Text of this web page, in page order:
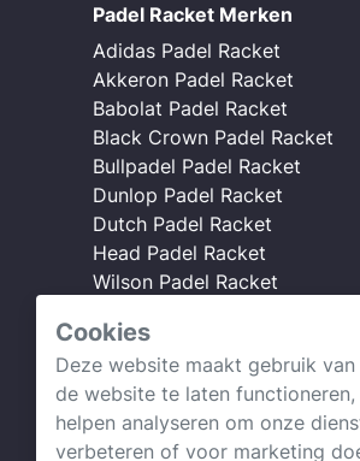
Cookies
Deze website maakt gebruik
de website te laten
helpen analyseren om onze
verbeteren of voor marketing
Padel Racket Merken
Adidas Padel Racket
Akkeron Padel Racket
Babolat Padel Racket
Black Crown Padel Racket
Bullpadel Padel Racket
Dunlop Padel Racket
Dutch Padel Racket
Head Padel Racket
Wilson Padel Racket
Starvie Padel Racket
Webshop →